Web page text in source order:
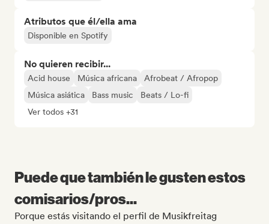
Atributos que él/ella ama
Disponible en Spotify
No quieren recibir...
Acid house Música africana
Afrobeat / Afropop
Música asiática
Bass music
Beats / Lo-fi
Ver todos +31
Puede que también le gusten estos
comisarios/pros...
Porque estás visitando el perfil de Musikfreitag